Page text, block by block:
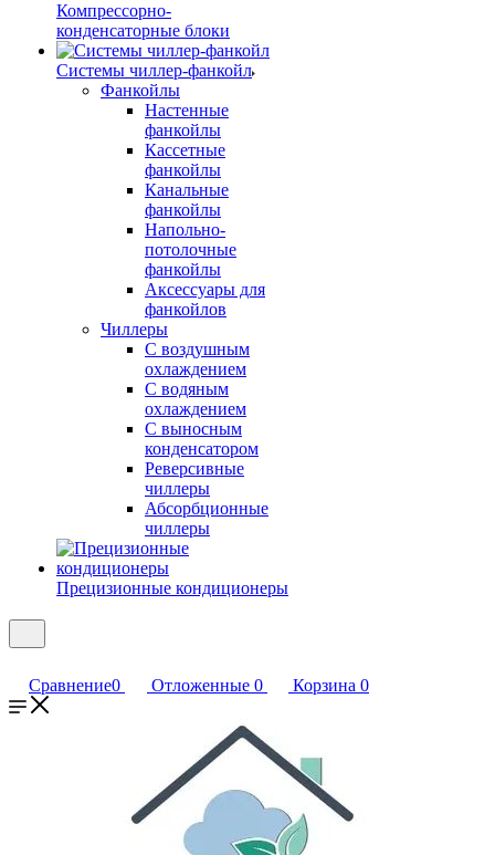
Компрессорно-
конденсаторные блоки
Системы чиллер-фанкойл
Фанкойлы
Настенные
фанкойлы
Кассетные
фанкойлы
Канальные
фанкойлы
Напольно-
потолочные
фанкойлы
Аксессуары для
фанкойлов
Чиллеры
С воздушным
охлаждением
С водяным
охлаждением
С выносным
конденсатором
Реверсивные
чиллеры
Абсорбционные
чиллеры
Прецизионные кондиционеры
Сравнение0 Отложенные 0 Корзина 0